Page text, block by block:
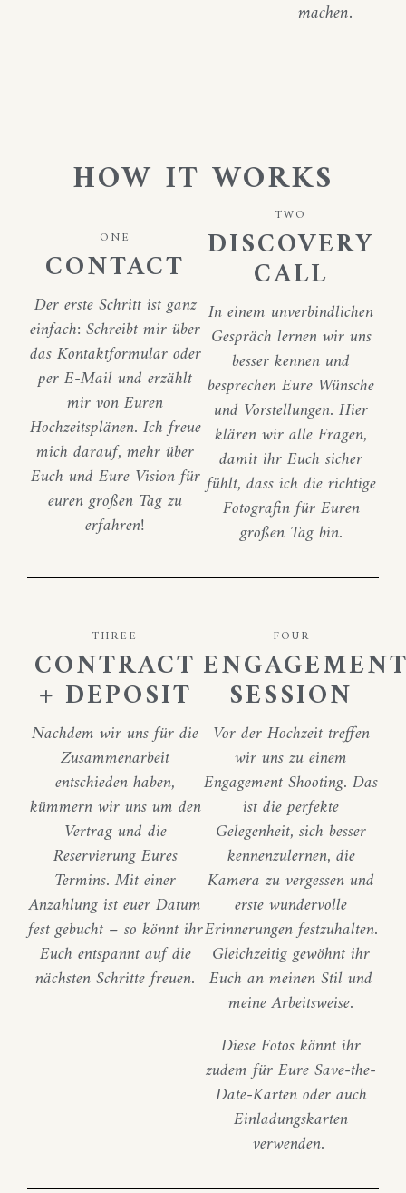
machen.
HOW IT WORKS
ONE
CONTACT
Der erste Schritt ist ganz
einfach: Schreibt mir über
das Kontaktformular oder
per E-Mail und erzählt
mir von Euren
Hochzeitsplänen. Ich freue
mich darauf, mehr über
Euch und Eure Vision für
euren großen Tag zu
erfahren!
TWO
DISCOVERY
CALL
In einem unverbindlichen
Gespräch lernen wir uns
besser kennen und
besprechen Eure Wünsche
und Vorstellungen. Hier
klären wir alle Fragen,
damit ihr Euch sicher
fühlt, dass ich die richtige
Fotografin für Euren
großen Tag bin.
THREE
CONTRACT
+ DEPOSIT
Nachdem wir uns für die
Zusammenarbeit
entschieden haben,
kümmern wir uns um den
Vertrag und die
Reservierung Eures
Termins. Mit einer
Anzahlung ist euer Datum
fest gebucht – so könnt ihr
Euch entspannt auf die
nächsten Schritte freuen.
FOUR
SESSION
Vor der Hochzeit treffen
wir uns zu einem
Engagement Shooting. Das
ist die perfekte
Gelegenheit, sich besser
kennenzulernen, die
Kamera zu vergessen und
erste wundervolle
Erinnerungen festzuhalten.
Gleichzeitig gewöhnt ihr
Euch an meinen Stil und
meine Arbeitsweise.
Diese Fotos könnt ihr
zudem für Eure Save-the-
Date-Karten oder auch
Einladungskarten
verwenden.